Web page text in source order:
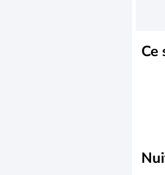
Ce